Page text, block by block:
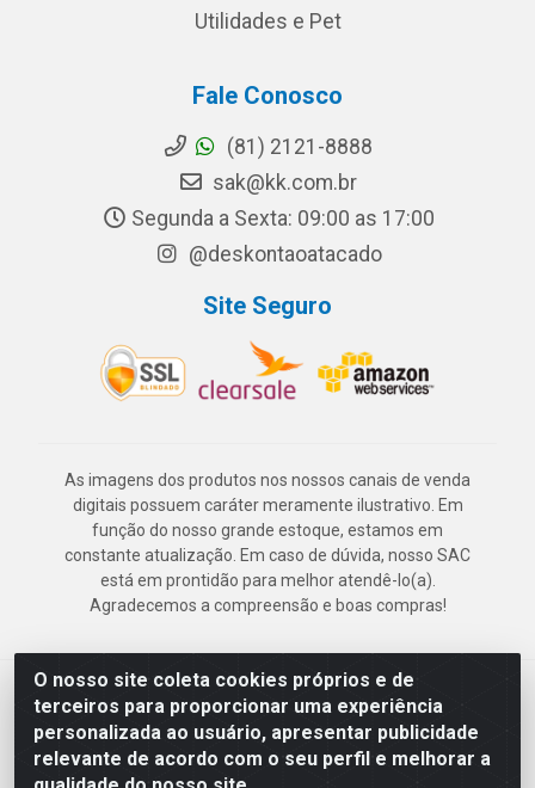
O nosso site coleta cookies próprios e de
terceiros para proporcionar uma experiência
personalizada ao usuário, apresentar publicidade
relevante de acordo com o seu perfil e melhorar a
Utilidades e Pet
Fale Conosco
(81) 2121-8888
sak@kk.com.br
Segunda a Sexta: 09:00 as 17:00
@deskontaoatacado
Site Seguro
As imagens dos produtos nos nossos canais de venda
digitais possuem caráter meramente ilustrativo. Em
função do nosso grande estoque, estamos em
constante atualização. Em caso de dúvida, nosso SAC
está em prontidão para melhor atendê-lo(a).
Agradecemos a compreensão e boas compras!
Deskontão Atacado - Av. Marechal Mascarenhas de Morais, 2471 -
Imbiribeira - Recife/PE - CEP 51.150-001 - CNPJ 24.150.377/0003-
57